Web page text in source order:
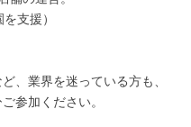
支援）
、業界を迷っている方も、
参加ください。